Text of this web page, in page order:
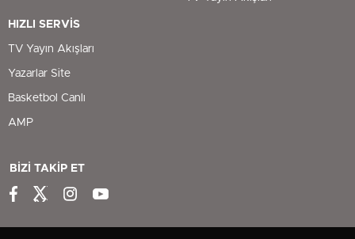
HIZLI SERVİS
TV Yayın Akışları
Yazarlar Site
Basketbol Canlı
AMP
BİZİ TAKİP ET